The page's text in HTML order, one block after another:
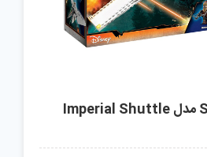
لگو سری Star Wars مدل Imperial Shuttle